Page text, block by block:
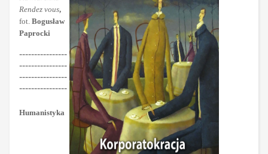
Rendez vous,
fot. Bogusław
Paprocki
----------------
----------------
----------------
----------------
Humanistyka